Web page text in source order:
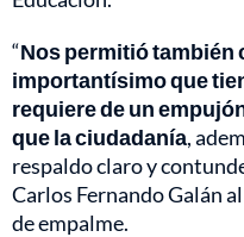
“Nos permitió también
importantísimo que
requiere de un
que la ciudadanía,
respaldo claro y
Carlos Fernando Galán
de empalme.